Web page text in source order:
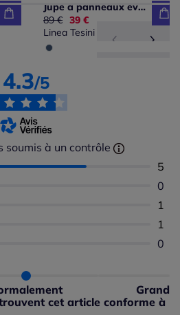
Jupe à panneaux évasée imitation jean avec ceinture glissière au dos
Ancien prix :
89 € Nouveau prix :
39 €
Linea Tesini
4.3/5
soumis à un contrôle
5
0
1
1
0
Grand
les avis clients
: 100%
cet article conforme à